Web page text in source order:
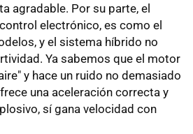
agradable. Por su parte, el
electrónico, es como el
y el sistema híbrido no
Ya sabemos que el motor
y hace un ruido no demasiado
una aceleración correcta y
sí gana velocidad con